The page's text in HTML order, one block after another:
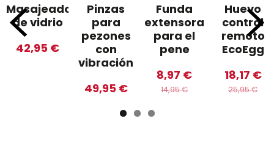
Masajeador
de vidrio
42,95 €
Pinzas
para
pezones
con
vibración
49,95 €
Funda
extensora
para el
pene
8,97 €
14,95 €
Huevo
control
remoto
EcoEgg
18,17 €
25,95 €